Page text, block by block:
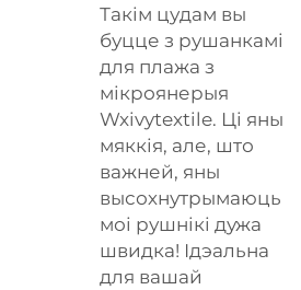
Такім цудам вы
буцце з рушанкамі
для плажа з
мікроянерыя
Wxivytextile. Ці яны
мяккія, але, што
важней, яны
высохнутрымаюць
моі рушнікі дужа
швидка! Ідэальна
для вашай